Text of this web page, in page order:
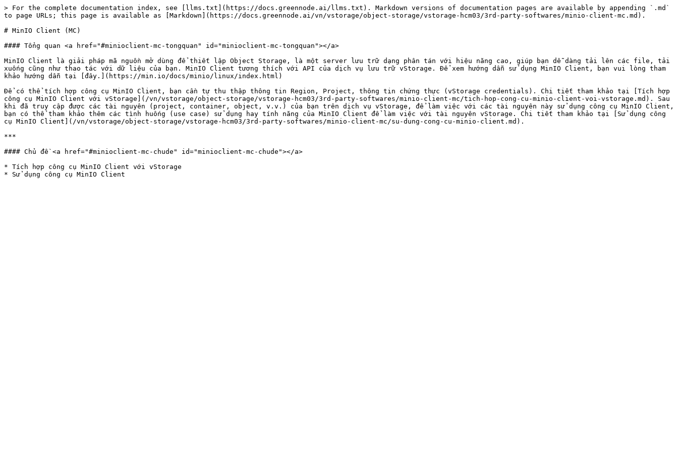
> For the complete documentation index, see [llms.txt](https://docs.greennode.ai/llms.txt). Markdown versions of documentation pages are available by appending `.md`
to page URLs; this page is available as [Markdown](https://docs.greennode.ai/vn/vstorage/object-storage/vstorage-hcm03/3rd-party-softwares/minio-client-mc.md).
# MinIO Client (MC)
#### Tổng quan <a href="#minioclient-mc-tongquan" id="minioclient-mc-tongquan"></a>
MinIO Client là giải pháp mã nguồn mở dùng để thiết lập Object Storage, là một server lưu trữ dạng phân tán với hiệu năng cao, giúp bạn dễ dàng tải lên các file, tải
xuống cũng như thao tác với dữ liệu của bạn. MinIO Client tương thích với API của dịch vụ lưu trữ vStorage. Để xem hướng dẫn sử dụng MinIO Client, bạn vui lòng tham
khảo hướng dẫn tại [đây.](https://min.io/docs/minio/linux/index.html)
Để có thể tích hợp công cụ MinIO Client, bạn cần tự thu thập thông tin Region, Project, thông tin chứng thực (vStorage credentials). Chi tiết tham khảo tại [Tích hợp
công cụ MinIO Client với vStorage](/vn/vstorage/object-storage/vstorage-hcm03/3rd-party-softwares/minio-client-mc/tich-hop-cong-cu-minio-client-voi-vstorage.md). Sau
khi đã truy cập được các tài nguyên (project, container, object, v.v.) của bạn trên dịch vụ vStorage, để làm việc với các tài nguyên này sử dụng công cụ MinIO Client,
bạn có thể tham khảo thêm các tình huống (use case) sử dụng hay tính năng của MinIO Client để làm việc với tài nguyên vStorage. Chi tiết tham khảo tại [Sử dụng công
cụ MinIO Client](/vn/vstorage/object-storage/vstorage-hcm03/3rd-party-softwares/minio-client-mc/su-dung-cong-cu-minio-client.md).
***
#### Chủ đề <a href="#minioclient-mc-chude" id="minioclient-mc-chude"></a>
* Tích hợp công cụ MinIO Client với vStorage